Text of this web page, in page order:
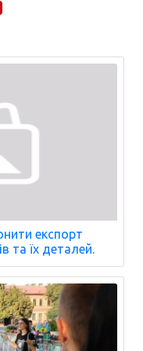
експорт
та їх деталей.